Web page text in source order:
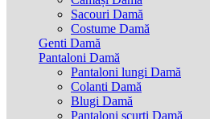
Sacouri Damă
Costume Damă
Genti Damă
Pantaloni Damă
Pantaloni lungi Damă
Colanti Damă
Blugi Damă
Pantaloni scurti Damă